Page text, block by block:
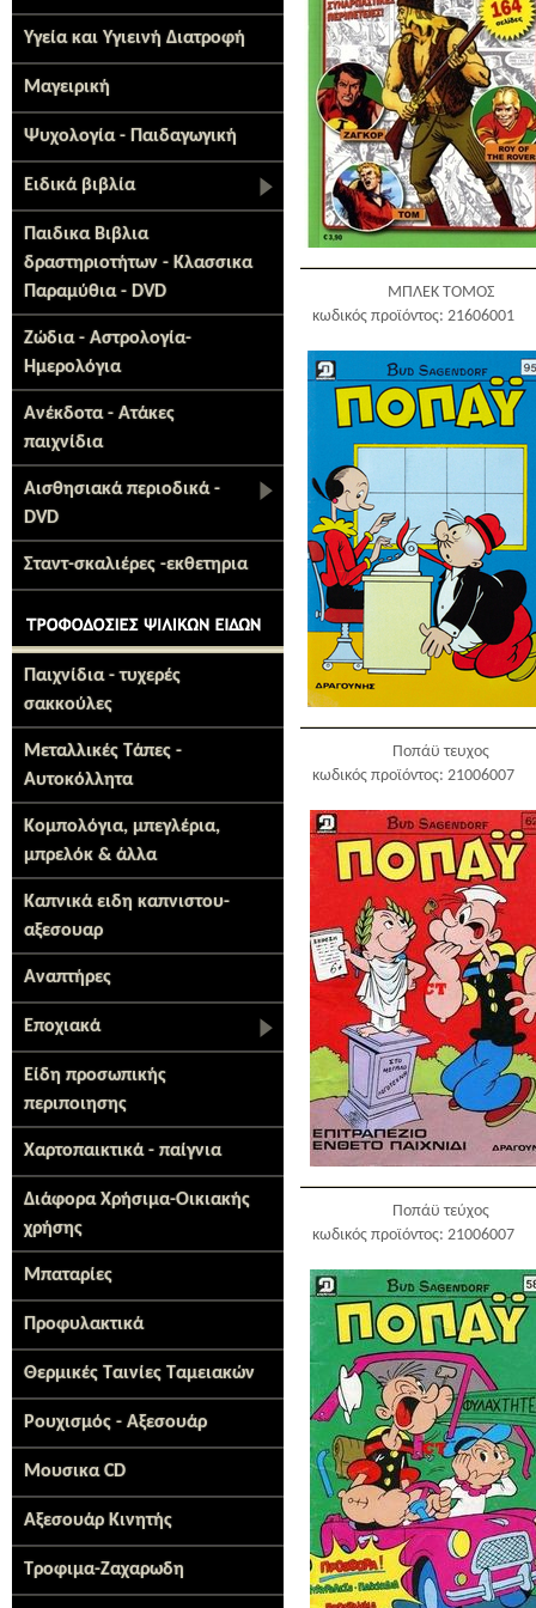
Υγεία και Υγιεινή Διατροφή
Μαγειρική
Ψυχολογία - Παιδαγωγική
Ειδικά βιβλία
Παιδικα Βιβλια
δραστηριοτήτων - Κλασσικα
Παραμύθια - DVD
Ζώδια - Αστρολογία-
Ημερολόγια
Ανέκδοτα - Ατάκες
παιχνίδια
Αισθησιακά περιοδικά -
DVD
Σταντ-σκαλιέρες -εκθετηρια
Παιχνίδια - τυχερές
σακκούλες
Μεταλλικές Τάπες -
Αυτοκόλλητα
Κομπολόγια, μπεγλέρια,
μπρελόκ & άλλα
Καπνικά ειδη καπνιστου-
αξεσουαρ
Αναπτήρες
Εποχιακά
Είδη προσωπικής
περιποιησης
Χαρτοπαικτικά - παίγνια
Διάφορα Χρήσιμα-Οικιακής
χρήσης
Μπαταρίες
Προφυλακτικά
Θερμικές Ταινίες Ταμειακών
Ρουχισμός - Αξεσουάρ
Μουσικα CD
Αξεσουάρ Κινητής
Τροφιμα-Ζαχαρωδη
ΜΠΛΕΚ ΤΟΜΟΣ
κωδικός προϊόντος: 21606001
Ποπάϋ τευχος
κωδικός προϊόντος: 21006007
Ποπάϋ τεύχος
κωδικός προϊόντος: 21006007